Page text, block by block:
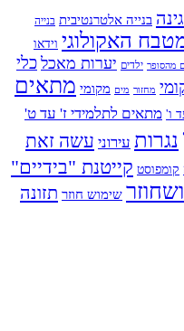
בנייה אלטרנטיבית בנייה
האקולוגי וידאו
מהסופר ילדים יערות מאכל כלי
מחזור מים מקומי מתאים
ו' מתאים לתלמידי ז' עד ט'
נגרות עירוני עשה זאת
קומפוסט קייטנת "בידיים"
שימוש חוזר תזונה